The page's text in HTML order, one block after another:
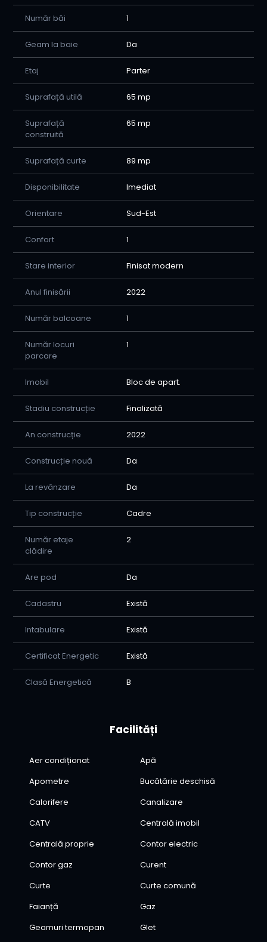
Număr băi 1
Geam la baie Da
Etaj Parter
Suprafață utilă 65 mp
Suprafață
construită
65 mp
Suprafață curte 89 mp
Disponibilitate Imediat
Orientare Sud-Est
Confort 1
Stare interior Finisat modern
Anul finisării 2022
Număr balcoane 1
Număr locuri
parcare
1
Imobil Bloc de apart.
Stadiu construcție Finalizată
An construcție 2022
Construcție nouă Da
La revânzare Da
Tip construcție Cadre
Număr etaje
clădire
2
Are pod Da
Cadastru Există
Intabulare Există
Certificat Energetic Există
Clasă Energetică B
Facilități
Aer condiționat
Apă
Apometre
Bucătărie deschisă
Calorifere
Canalizare
CATV
Centrală imobil
Centrală proprie
Contor electric
Contor gaz
Curent
Curte
Curte comună
Faianță
Gaz
Geamuri termopan
Glet